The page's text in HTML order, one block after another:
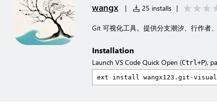
wangx | 25 installs |
Git 可视化工具。提供分支潮汐、行作者
Installation
Launch VS Code Quick Open (Ctrl+P),